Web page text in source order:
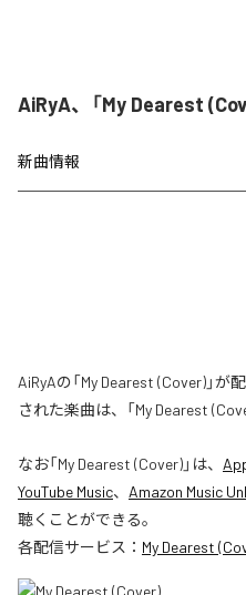
AiRyA、「My Dearest
新曲情報
AiRyAの「My Dearest (Cover)」
された楽曲は、「My Dearest
なお「My Dearest (Cover)」は、
YouTube Music、 Amazon Music
聴くことができる。
各配信サービス： My Dearest